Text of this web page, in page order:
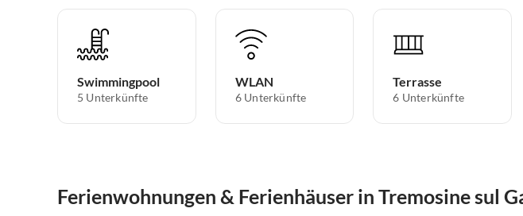
Swimmingpool
5 Unterkünfte
WLAN
6 Unterkünfte
Terrasse
6 Unterkünfte
Ferienwohnungen & Ferienhäuser in Tremosine sul